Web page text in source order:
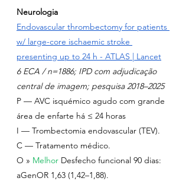
Neurologia
Endovascular thrombectomy for patients
w/ large-core ischaemic stroke
presenting up to 24 h - ATLAS | Lancet
6 ECA / n=1886; IPD com adjudicação
central de imagem; pesquisa 2018–2025
P — AVC isquémico agudo com grande
área de enfarte há ≤ 24 horas
I — Trombectomia endovascular (TEV).
C — Tratamento médico.
O » Melhor Desfecho funcional 90 dias:
aGenOR 1,63 (1,42–1,88).